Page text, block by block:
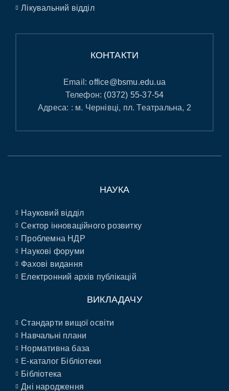
Лікувальний відділ
КОНТАКТИ
Email:office@bsmu.edu.ua
Телефон: (0372) 55-37-54
Адреса: : м. Чернівці, пл. Театральна, 2
НАУКА
Науковий відділ
Сектор інноваційного розвитку
Проблемна НДР
Наукові форуми
Фахові видання
Електронний архів публікацій
ВИКЛАДАЧУ
Стандарти вищої освіти
Навчальні плани
Нормативна база
E-каталог Бібліотеки
Бібліотека
Дні народження